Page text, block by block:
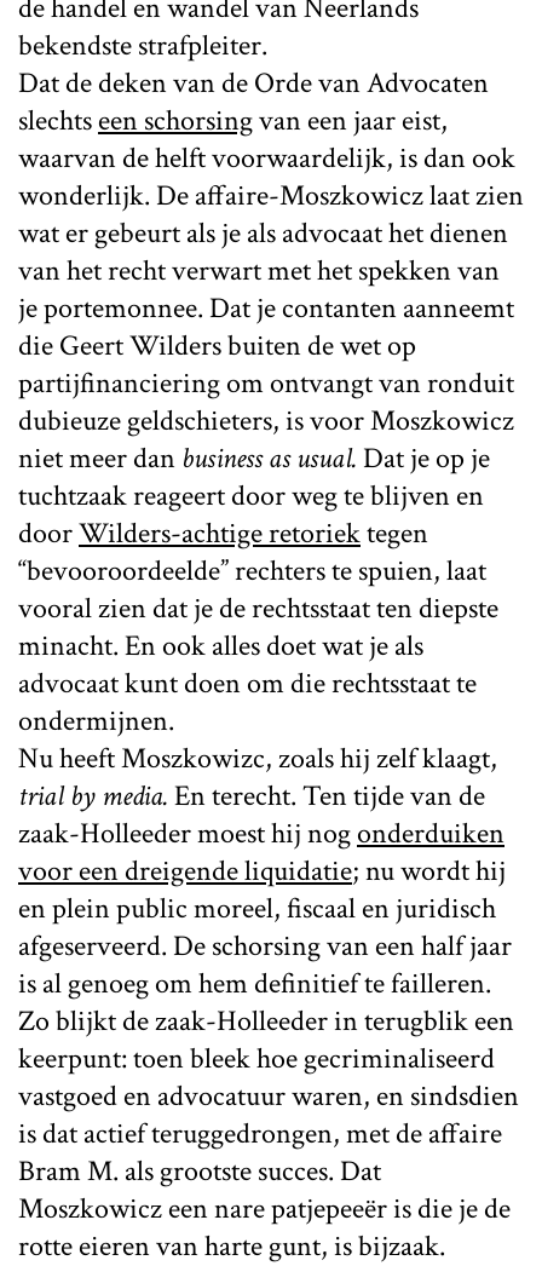
bekendste strafpleiter.
Dat de deken van de Orde van Advocaten
slechtseen schorsingvan een jaar eist,
waarvan de helft voorwaardelijk, is dan ook
wonderlijk. De affaire-Moszkowicz laat zien
wat er gebeurt als je als advocaat het dienen
van het recht verwart met het spekken van
je portemonnee. Dat je contanten aanneemt
die Geert Wilders buiten de wet op
partijfinanciering om ontvangt van ronduit
dubieuze geldschieters, is voor Moszkowicz
niet meer dan business as usual. Dat je op je
tuchtzaak reageert door weg te blijven en
doorWilders-achtige retoriektegen
“bevooroordeelde” rechters te spuien, laat
vooral zien dat je de rechtsstaat ten diepste
minacht. En ook alles doet wat je als
advocaat kunt doen om die rechtsstaat te
ondermijnen.
Nu heeft Moszkowizc, zoals hij zelf klaagt,
trial by media.En terecht. Ten tijde van de
zaak-Holleeder moest hij nogonderduiken
voor een dreigende liquidatie; nu wordt hij
en plein public moreel, fiscaal en juridisch
afgeserveerd. De schorsing van een half jaar
is al genoeg om hem definitief te failleren.
Zo blijkt de zaak-Holleeder in terugblik een
keerpunt: toen bleek hoe gecriminaliseerd
vastgoed en advocatuur waren, en sindsdien
is dat actief teruggedrongen, met de affaire
Bram M. als grootste succes. Dat
Moszkowicz een nare patjepeeër is die je de
rotte eieren van harte gunt, is bijzaak.